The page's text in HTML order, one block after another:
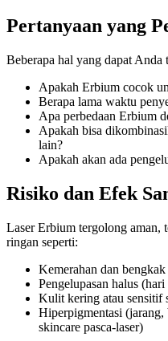
Pertanyaan yang
Beberapa hal yang dapat Anda
Apakah Erbium cocok
Berapa lama waktu
Apa perbedaan Erbium
Apakah bisa
lain?
Apakah akan ada
Risiko dan Efek
Laser Erbium tergolong aman,
ringan seperti:
Kemerahan dan
Pengelupasan halus
Kulit kering atau sensitif
Hiperpigmentasi (jarang,
skincare pasca-laser)